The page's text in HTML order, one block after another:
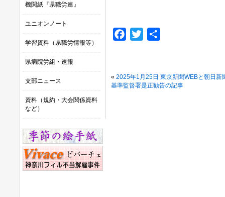
Facebook
Twitter
« 2025年1月25日 東京新聞WEBと朝日新
基準監督署是正勧告の記事
機関紙『県職労連』
ユニオンノート
学習資料（県職労情報等）
県病院労組・速報
支部ニュース
資料（規約・大会関係資料
など）